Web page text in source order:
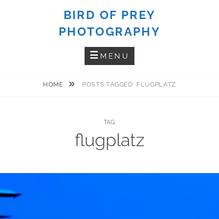
BIRD OF PREY
PHOTOGRAPHY
MENU
HOME POSTS TAGGED FLUGPLATZ
TAG:
flugplatz